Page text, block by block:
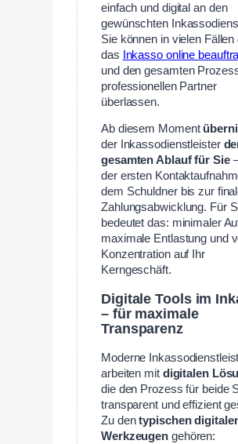
einfach und digital an den
gewünschten
Sie können in vielen Fällen
das Inkasso online
und den gesamten
professionellen Partner
überlassen.
Ab diesem Moment
der Inkassodienstleister
gesamten Ablauf für Sie
der ersten
dem Schuldner bis zur
Zahlungsabwicklung. Für
bedeutet das: minimaler
maximale Entlastung und
Konzentration auf Ihr
Kerngeschäft.
Digitale Tools im
– für maximale
Transparenz
Moderne
arbeiten mit digitalen
die den Prozess für beide
transparent und effizient
Zu dentypischen
Werkzeugen gehören: